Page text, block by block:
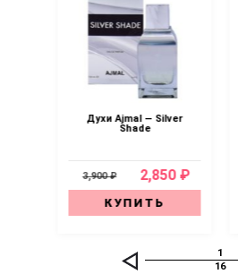
Духи Ajmal — Silver
Shade
3,900 ₽ 2,850 ₽
КУПИТЬ
1
16